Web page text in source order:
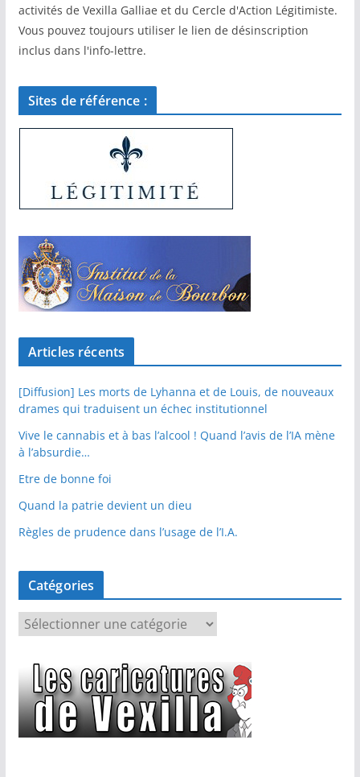
activités de Vexilla Galliae et du Cercle d'Action Légitimiste.
Vous pouvez toujours utiliser le lien de désinscription
inclus dans l'info-lettre.
Sites de référence :
Articles récents
[Diffusion] Les morts de Lyhanna et de Louis, de nouveaux
drames qui traduisent un échec institutionnel
Vive le cannabis et à bas l’alcool ! Quand l’avis de l’IA mène
à l’absurdie…
Etre de bonne foi
Quand la patrie devient un dieu
Règles de prudence dans l’usage de l’I.A.
Catégories
é
g
o
r